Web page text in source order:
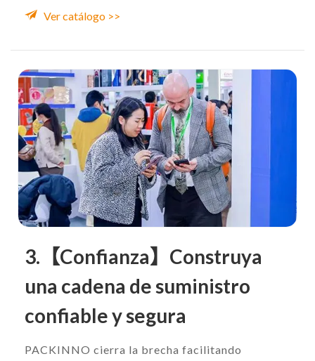
Ver catálogo >>
3.【Confianza】Construya
una cadena de suministro
confiable y segura
PACKINNO cierra la brecha facilitando